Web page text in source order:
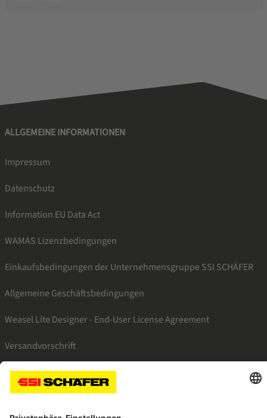
ALLGEMEINE INFORMATIONEN
Impressum
Datenschutz
Information EU Data Act
WAMAS Lizenzbedingungen
Einkaufsbedingungen der Unternehmensgruppe SSI SCHÄFER
Allgemeine Geschäftsbedingungen
Weasel Lite Designer - End-User License Agreement
Versandvorschrift
SSI linkedinSSI instagramSSI facebook